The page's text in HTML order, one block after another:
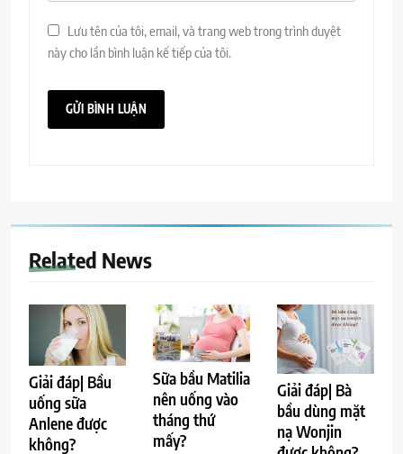
Lưu tên của tôi, email, và trang web trong trình duyệt
này cho lần bình luận kế tiếp của tôi.
Related News
Giải đáp| Bầu
uống sữa
Anlene được
không?
Sữa bầu Matilia
nên uống vào
tháng thứ
mấy?
Giải đáp| Bà
bầu dùng mặt
nạ Wonjin